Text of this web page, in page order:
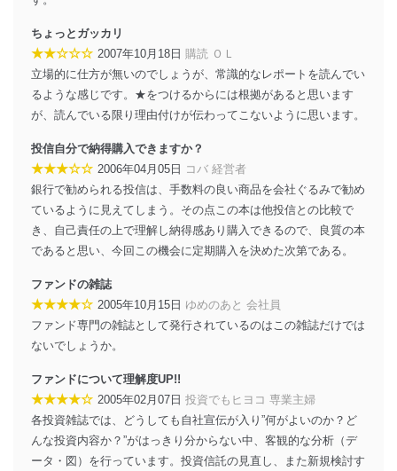
ちょっとガッカリ
★★☆☆☆ 2007年10月18日 購読 ＯＬ
立場的に仕方が無いのでしょうが、常識的なレポートを読んでい
るような感じです。★をつけるからには根拠があると思います
が、読んでいる限り理由付けが伝わってこないように思います。
投信自分で納得購入できますか？
★★★☆☆ 2006年04月05日 コバ 経営者
銀行で勧められる投信は、手数料の良い商品を会社ぐるみで勧め
ているように見えてしまう。その点この本は他投信との比較で
き、自己責任の上で理解し納得感あり購入できるので、良質の本
であると思い、今回この機会に定期購入を決めた次第である。
ファンドの雑誌
★★★★☆ 2005年10月15日 ゆめのあと 会社員
ファンド専門の雑誌として発行されているのはこの雑誌だけでは
ないでしょうか。
ファンドについて理解度UP!!
★★★★☆ 2005年02月07日 投資でもヒヨコ 専業主婦
各投資雑誌では、どうしても自社宣伝が入り”何がよいのか？ど
んな投資内容か？”がはっきり分からない中、客観的な分析（デ
ータ・図）を行っています。投資信託の見直し、また新規検討す